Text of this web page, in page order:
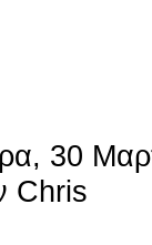
30
Chris